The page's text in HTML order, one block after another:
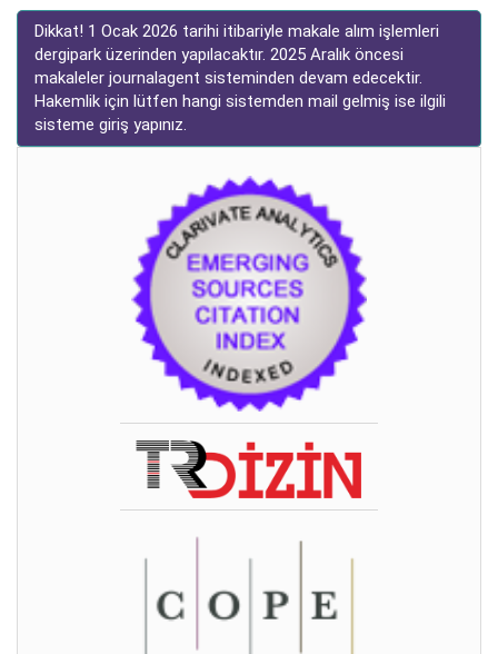
Dikkat! 1 Ocak 2026 tarihi itibariyle makale alım işlemleri
dergipark üzerinden yapılacaktır. 2025 Aralık öncesi
makaleler journalagent sisteminden devam edecektir.
Hakemlik için lütfen hangi sistemden mail gelmiş ise ilgili
sisteme giriş yapınız.